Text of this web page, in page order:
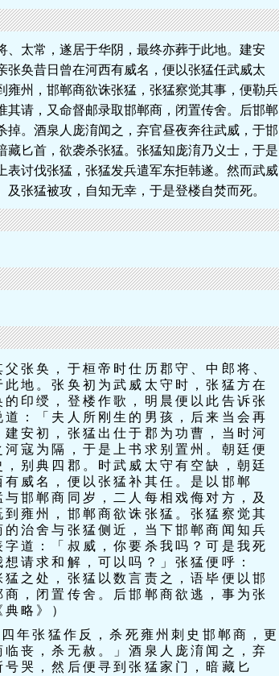
、太常，遂居于华阴，最终亦葬于此地。建安
张奂昔日曾在河西有威名，便以张猛任武威太
雍州，邯郸商欲诛张猛，张猛察觉其事，便勒兵
其请，又命督邮录取邯郸商，闭置传舍。后邯郸
掉。酒泉人庞淯闻之，弃官昼夜奔往武威，于邯
藏匕首，欲袭杀张猛。张猛知庞淯乃义士，于是
表讨伐张猛，张猛发兵遣军东拒韩遂。然而武威
张猛被攻，自知无幸，于是登楼自焚而死。
张奂，于桓帝时仕历郡守、中郎将、
地。张奂初为武威太守时，张猛方在
印绶，登楼作歌，明晨便以此告诉张
：「夫人所刚生的男孩，后来当会再
安初，张猛出仕于郡为功曹，当时河
寇为隔，于是上书求别置州。朝廷便
别典四郡。时武威太守有空缺，朝廷
威名，便以张猛补其任。是以邯郸
邯郸商同岁，二人每相戏侮对方，及
雍州，邯郸商欲诛张猛。张猛察觉其
治舍与张猛侧近，当下邯郸商闻知兵
道：「叔威，你要杀我吗？可是我死
请求和解，可以吗？」张猛便呼：
猛之处，张猛以数言责之，语毕便以邯
，闭置传舍。后邯郸商欲逃，事为张
略》）
年张猛作反，杀死雍州刺史邯郸商，更
丧，杀无赦。」酒泉人庞淯闻之，弃
哭，然后便寻到张猛家门，暗藏匕